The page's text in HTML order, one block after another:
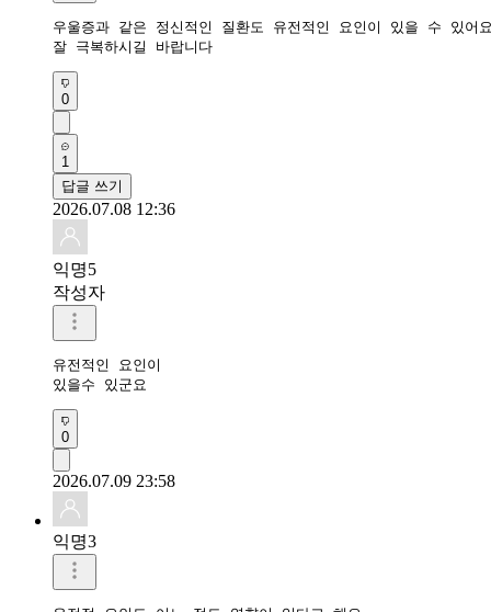
우울증과 같은 정신적인 질환도 유전적인 요인이 있을 수 있어
잘 극복하시길 바랍니다
0
1
답글 쓰기
2026.07.08 12:36
익명5
작성자
유전적인 요인이
있을수 있군요
0
2026.07.09 23:58
익명3